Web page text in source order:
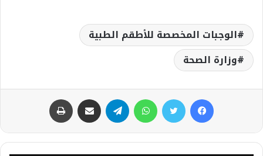
الوجبات المخصصة للأطقم الطبية
وزارة الصحة